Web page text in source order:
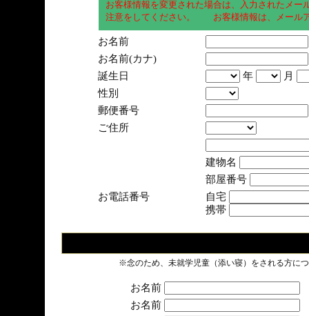
お客様情報を変更された場合は、入力されたメ
注意をしてください。 お客様情報は、メール
お名前
お名前(カナ)
誕生日
年
月
性別
郵便番号
ご住所
建物名
部屋番号
お電話番号
自宅
携帯
※念のため、未就学児童（添い寝）をされる方に
お名前
お名前